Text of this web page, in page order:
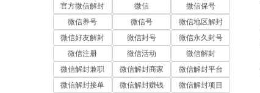
官方微信解封
微信
微信保号
微信养号
微信号
微信地区解封
微信好友解封
微信封号
微信永久封号
微信注册
微信活动
微信解封
微信解封兼职
微信解封商家
微信解封平台
微信解封接单
微信解封赚钱
微信解封项目